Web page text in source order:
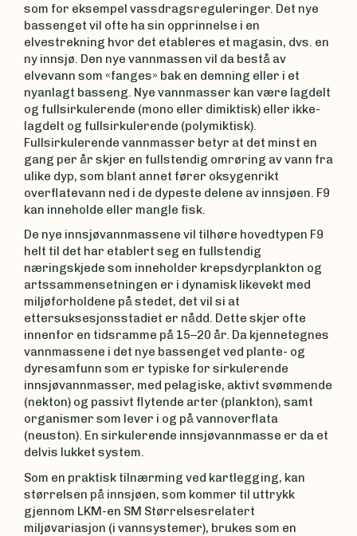
som for eksempel vassdragsreguleringer. Det nye
bassenget vil ofte ha sin opprinnelse i en
elvestrekning hvor det etableres et magasin, dvs. en
ny innsjø. Den nye vannmassen vil da bestå av
elvevann som «fanges» bak en demning eller i et
nyanlagt basseng. Nye vannmasser kan være lagdelt
og fullsirkulerende (mono eller dimiktisk) eller ikke-
lagdelt og fullsirkulerende (polymiktisk).
Fullsirkulerende vannmasser betyr at det minst en
gang per år skjer en fullstendig omrøring av vann fra
ulike dyp, som blant annet fører oksygenrikt
overflatevann ned i de dypeste delene av innsjøen. F9
kan inneholde eller mangle fisk.
De nye innsjøvannmassene vil tilhøre hovedtypen F9
helt til det har etablert seg en fullstendig
næringskjede som inneholder krepsdyrplankton og
artssammensetningen er i dynamisk likevekt med
miljøforholdene på stedet, det vil si at
ettersuksesjonsstadiet er nådd. Dette skjer ofte
innenfor en tidsramme på 15–20 år. Da kjennetegnes
vannmassene i det nye bassenget ved plante- og
dyresamfunn som er typiske for sirkulerende
innsjøvannmasser, med pelagiske, aktivt svømmende
(nekton) og passivt flytende arter (plankton), samt
organismer som lever i og på vannoverflata
(neuston). En sirkulerende innsjøvannmasse er da et
delvis lukket system.
Som en praktisk tilnærming ved kartlegging, kan
størrelsen på innsjøen, som kommer til uttrykk
gjennom LKM-en SM Størrelsesrelatert
miljøvariasjon (i vannsystemer), brukes som en